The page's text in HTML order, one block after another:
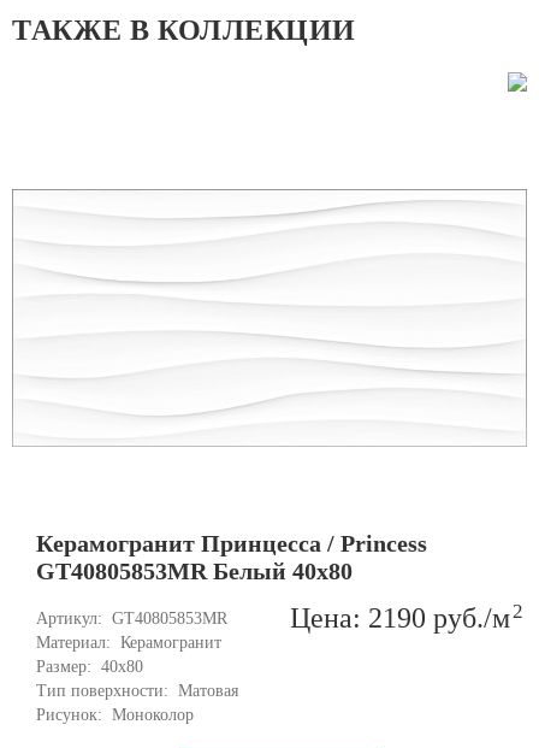
ТАКЖЕ В КОЛЛЕКЦИИ
Керамогранит Принцесса / Princess
GT40805853MR Белый 40x80
Артикул: GT40805853MR
Материал: Керамогранит
Размер: 40x80
Тип поверхности: Матовая
Рисунок: Моноколор
Цена: 2190 руб./м2